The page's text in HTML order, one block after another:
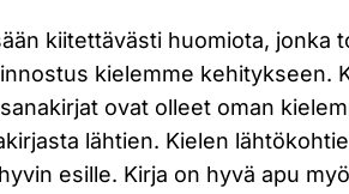
kiitettävästi huomiota, jonka
kielemme kehitykseen.
ovat olleet oman
lähtien. Kielen
esille. Kirja on hyvä apu